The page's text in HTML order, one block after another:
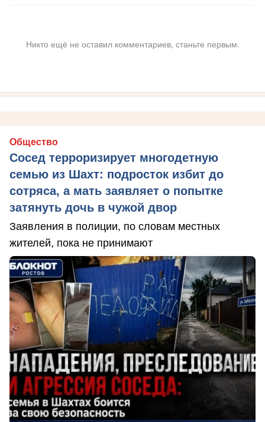
Никто ещё не оставил комментариев, станьте первым.
Общество
Сосед терроризирует многодетную
семью из Шахт: подросток избит до
сотряса, а мать заявляет о попытке
затянуть дочь в чужой двор
Заявления в полиции, по словам местных
жителей, пока не принимают